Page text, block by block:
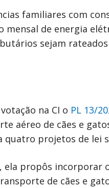
familiares com
mensal de energia
sejam
na CI o PL 13/
aéreo de cães e
quatro projetos de lei
ela propôs incorporar
de cães e